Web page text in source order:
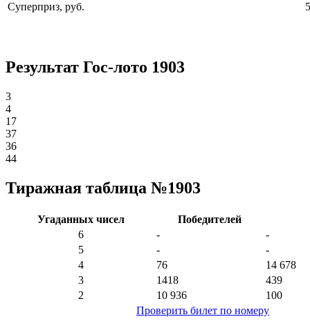
Суперприз, руб.
Результат Гос-лото 1903
3
4
17
37
36
44
Тиражная таблица №1903
Угаданных чисел
Победителей
6
-
-
5
-
-
4
76
14 678
3
1418
439
2
10 936
100
Проверить билет по номеру